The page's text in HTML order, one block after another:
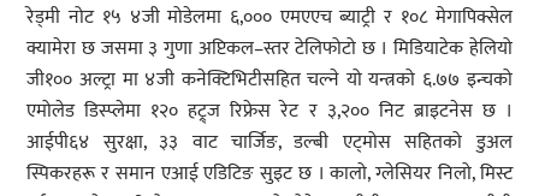
रेड्मी नोट १५ ४जी मोडेलमा ६,००० एमएएच ब्याट्री र १०८ मेगापिक्सेल
क्यामेरा छ जसमा ३ गुणा अप्टिकल–स्तर टेलिफोटो छ । मिडियाटेक हेलियो
जी१०० अल्ट्रा मा ४जी कनेक्टिभिटीसहित चल्ने यो यन्त्रको ६.७७ इन्चको
एमोलेड डिस्प्लेमा १२० हट्र्ज रिफ्रेस रेट र ३,२०० निट ब्राइटनेस छ ।
आईपी६४ सुरक्षा, ३३ वाट चार्जिङ, डल्बी एट्मोस सहितको डुअल
स्पिकरहरू र समान एआई एडिटिङ सुइट छ । कालो, ग्लेसियर निलो, मिस्ट